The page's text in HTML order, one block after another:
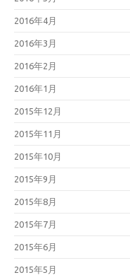
2016年4月
2016年3月
2016年2月
2016年1月
2015年12月
2015年11月
2015年10月
2015年9月
2015年8月
2015年7月
2015年6月
2015年5月